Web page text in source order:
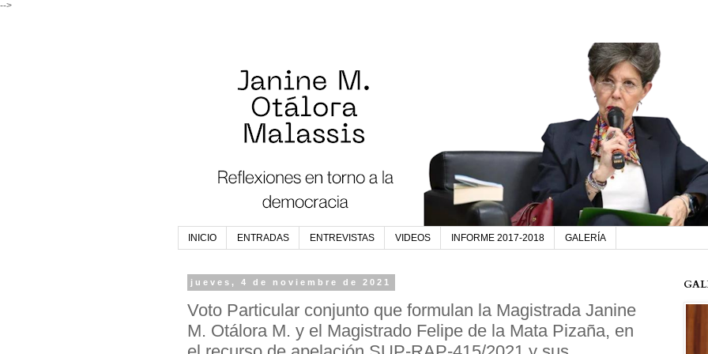
-->
INICIO ENTRADAS ENTREVISTAS VIDEOS INFORME 2017-2018 GALERÍA
jueves, 4 de noviembre de 2021
Voto Particular conjunto que formulan la Magistrada Janine
M. Otálora M. y el Magistrado Felipe de la Mata Pizaña, en